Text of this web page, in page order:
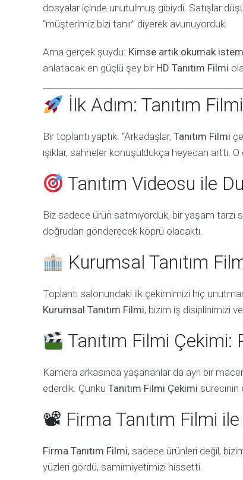
dosyalar içinde unutulmuş gibiydi. Satışlar
“müşterimiz bizi tanır” diyerek avunuyorduk.
Ama gerçek şuydu: Kimse artık okumak
anlatacak en güçlü şey bir HD Tanıtım Filmi
İlk Adım: Tanıtım
Bir toplantı yaptık. “Arkadaşlar, Tanıtım Filmi
ışıklar, sahneler konuşuldukça heyecan arttı.
Tanıtım Videosu ile
Biz sadece ürün satmıyorduk, bir yaşam tarzı
doğrudan gönderecek köprü olacaktı.
Kurumsal Tanıtım
Toplantı salonundaki ilk çekimimizi hiç
Kurumsal Tanıtım Filmi, bizim iş disiplinimizi
Tanıtım Filmi Çekimi:
Kamera arkasında yaşananlar da ayrı bir
ederdik. Çünkü Tanıtım Filmi Çekimi sürecinin
📽 Firma Tanıtım Filmi
Firma Tanıtım Filmi, sadece ürünleri değil,
yüzleri gördü, samimiyetimizi hissetti.